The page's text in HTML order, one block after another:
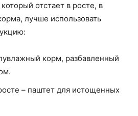
отстает в росте, в
лучше использовать
корм, разбавленный
– паштет для истощенных